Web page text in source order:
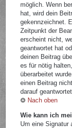
möglich. Wenn
hat, wird dein
gekennzeichnet.
Zeitpunkt der
erscheint nicht,
geantwortet hat
deinen Beitrag
es für nötig
überarbeitet
einen Beitrag
darauf
Nach oben
Wie kann ich
Um eine Signatur